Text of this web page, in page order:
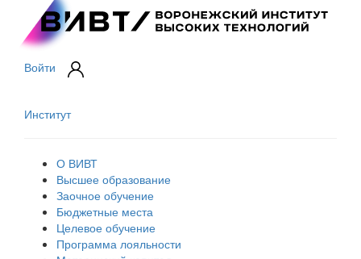
Войти
Институт
О ВИВТ
Высшее образование
Заочное обучение
Бюджетные места
Целевое обучение
Программа лояльности